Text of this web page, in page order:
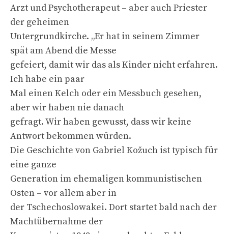
Arzt und Psychotherapeut – aber auch Priester
der geheimen
Untergrundkirche. „Er hat in seinem Zimmer
spät am Abend die Messe
gefeiert, damit wir das als Kinder nicht erfahren.
Ich habe ein paar
Mal einen Kelch oder ein Messbuch gesehen,
aber wir haben nie danach
gefragt. Wir haben gewusst, dass wir keine
Antwort bekommen würden.
Die Geschichte von Gabriel Kožuch ist typisch für
eine ganze
Generation im ehemaligen kommunistischen
Osten – vor allem aber in
der Tschechoslowakei. Dort startet bald nach der
Machtübernahme der